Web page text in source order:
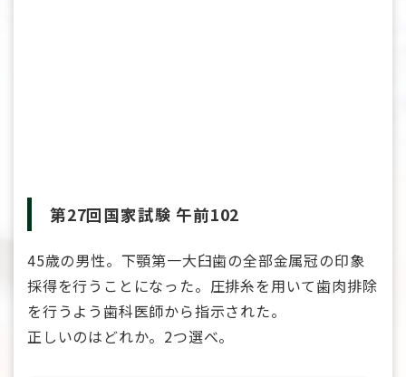
第27回国家試験 午前102
45歳の男性。下顎第一大臼歯の全部金属冠の印象
採得を行うことになった。圧排糸を用いて歯肉排除
を行うよう歯科医師から指示された。
正しいのはどれか。2つ選べ。